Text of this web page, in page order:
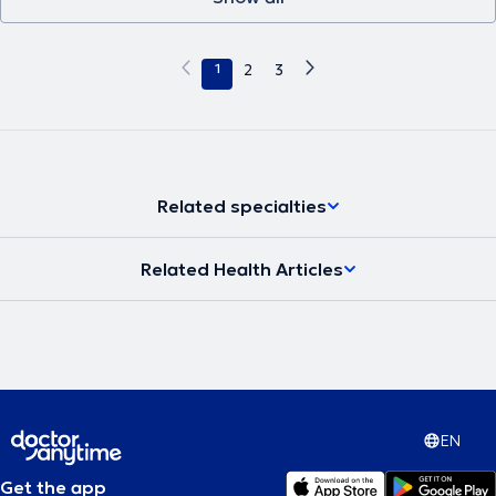
1 2 3
Related specialties
Related Health Articles
EN
Get the app